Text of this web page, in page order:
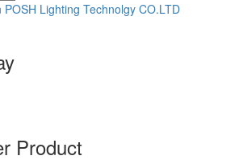
Lighting Technolgy CO.LTD
Product